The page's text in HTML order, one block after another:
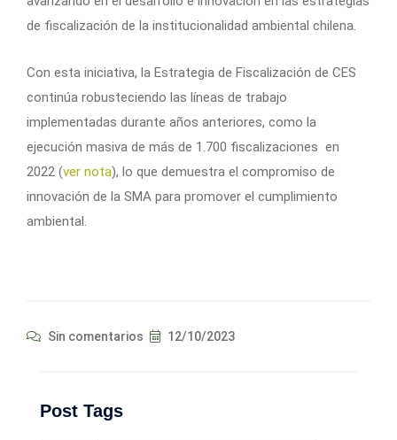
de fiscalización de la institucionalidad ambiental chilena.
Con esta iniciativa, la Estrategia de Fiscalización de CES
continúa robusteciendo las líneas de trabajo
implementadas durante años anteriores, como la
ejecución masiva de más de 1.700 fiscalizaciones en
2022 (ver nota), lo que demuestra el compromiso de
innovación de la SMA para promover el cumplimiento
ambiental.
Sin comentarios 12/10/2023
Post Tags